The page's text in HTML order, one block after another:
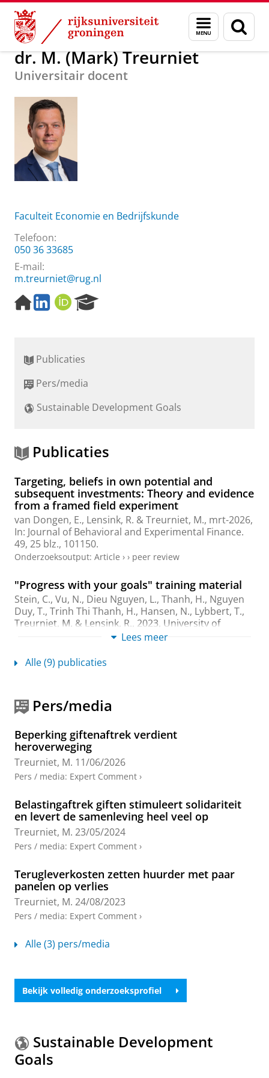
Skip
Content
Skip
Navigation
Menu
en
zoeken
Over ons dr. M. (Mark) Treurniet
dr. M. (Mark) Treurniet
Universitair docent
Faculteit Economie en Bedrijfskunde
Telefoon:
050 36 33685
E-mail:
m.treurniet@rug.nl
H
o
a
e
L
i
d
n
O
R
o
l
Publicaties
Pers/media
Sustainable Development Goals
Publicaties
Targeting, beliefs in own potential and
subsequent investments: Theory and evidence
from a framed field experiment
van Dongen, E., Lensink, R. &Treurniet, M., mrt-2026,
In: Journal of Behavioral and Experimental Finance.
49, 25 blz., 101150.
Onderzoeksoutput: Article › › peer review
"Progress with your goals" training material
Stein, C., Vu, N., Dieu Nguyen, L., Thanh, H., Nguyen
Duy, T., Trinh Thi Thanh, H., Hansen, N., Lybbert, T.,
Treurniet, M. & Lensink, R., 2023, University of
Randomised Field Experiment in Rwanda
Alcid, A., Bulte, E.,Lensink, R.
Economies. 32,3,blz. 296-328 36 blz.
Onderzoeksoutput:
The Impact of Being Surveyed on the
Treurniet, M.,apr-2023,In:Economic Development
and Cultural Change.71,3,blz. 941-962 22 blz.
Onderzoeksoutput: Article ›
returns to food safety
Hoffmann, V., Kariuki, S., Pieters, J. & Treurniet, M.
mei-2023, In: American Journal of Agricultural
Economics.105, 3,blz. 914-939
Onderzoeksoutput: Article › ›peer review
Belief-based poverty traps and the effects of
Treurniet, M.&Lensink, R.,2022, Groningen:
University of Groningen, SOM research school
Zinvolle en betrouwbare impactevaluaties:
Waar ontstaan kansen om de impact van
Lees meer
Alle (9) publicaties
Pers/media
Beperking giftenaftrek verdient
heroverweging
Treurniet, M. 11/06/2026
Pers / media: Expert Comment ›
Belastingaftrek giften stimuleert solidariteit
en levert de samenleving heel veel op
Treurniet, M. 23/05/2024
Pers / media: Expert Comment ›
Terugleverkosten zetten huurder met paar
panelen op verlies
Treurniet, M. 24/08/2023
Pers / media: Expert Comment ›
Alle (3) pers/media
Bekijk volledig onderzoeksprofiel
Sustainable Development
Goals